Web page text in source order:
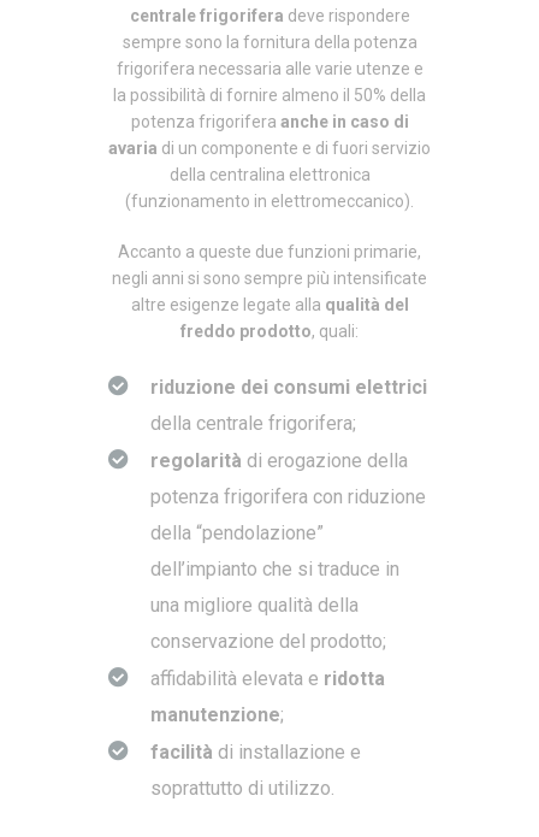
centrale frigorifera deve rispondere
sempre sono la fornitura della potenza
frigorifera necessaria alle varie utenze e
la possibilità di fornire almeno il 50% della
potenza frigorifera anche in caso di
avaria di un componente e di fuori servizio
della centralina elettronica
(funzionamento in elettromeccanico).
Accanto a queste due funzioni primarie,
negli anni si sono sempre più intensificate
altre esigenze legate alla qualità del
freddo prodotto, quali:
riduzione dei consumi elettrici
della centrale frigorifera;
regolarità di erogazione della
potenza frigorifera con riduzione
della “pendolazione”
dell’impianto che si traduce in
una migliore qualità della
conservazione del prodotto;
affidabilità elevata e ridotta
manutenzione;
facilità di installazione e
soprattutto di utilizzo.